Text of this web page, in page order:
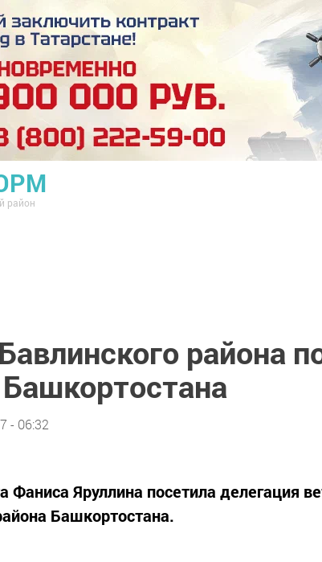
район
района
Башкортостана
- 06:32
Фаниса Яруллина посетила делегация
Башкортостана.